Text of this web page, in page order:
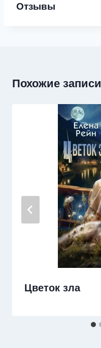
Отзывы
Похожие записи
Цветок зла